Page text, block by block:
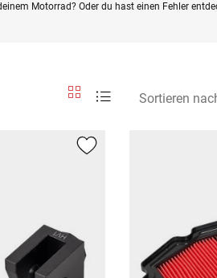
Motorrad? Oder du hast einen Fehler
Sortieren